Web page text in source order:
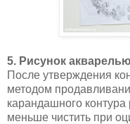
5. Рисунок
После утверждения
методом
карандашного
меньше чистить при